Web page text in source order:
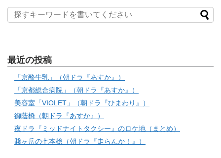
最近の投稿
「京酪牛乳」（朝ドラ『あすか』）
「京都総合病院」（朝ドラ『あすか』）
美容室「VIOLET」（朝ドラ『ひまわり』）
御蔭橋（朝ドラ『あすか』）
夜ドラ『ミッドナイトタクシー』のロケ地（まとめ）
賤ヶ岳の七本槍（朝ドラ『走らんか！』）